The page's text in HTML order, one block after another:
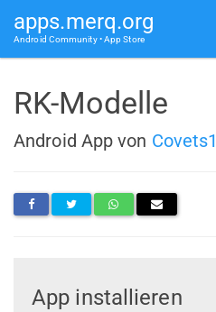
apps.merq.org
Android Community • App Store
RK-Modelle
Android App von Covets1
App installieren